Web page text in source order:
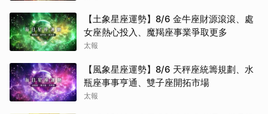
【土象星座運勢】8/6 金牛座財源滾滾、處
女座熱心投入、魔羯座事業爭取更多
太報
【風象星座運勢】8/6 天秤座統籌規劃、水
瓶座事事亨通、雙子座開拓市場
太報